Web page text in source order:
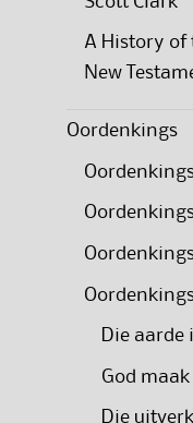
A History of
New
Oordenkings
Die aarde
God
Die